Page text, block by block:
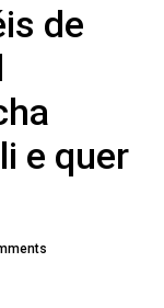
de
e quer